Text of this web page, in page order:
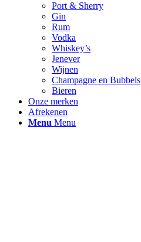
Port & Sherry
Gin
Rum
Vodka
Whiskey’s
Jenever
Wijnen
Champagne en Bubbels
Bieren
Onze merken
Afrekenen
Menu Menu